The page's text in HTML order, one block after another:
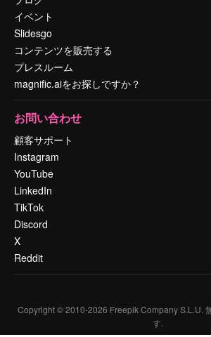
イベント
Slidesgo
コンテンツを販売する
プレスルーム
magnific.aiをお探しですか？
お問い合わせ
顧客サポート
Instagram
YouTube
LinkedIn
TikTok
Discord
X
Reddit
Copyright © 2010-2026 Freepik Company S.L.U.
す.